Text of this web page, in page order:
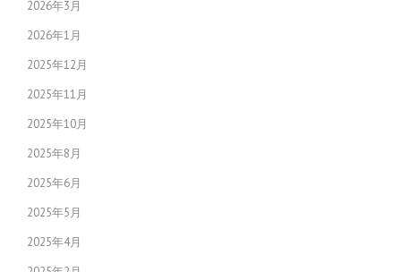
2026年3月
2026年1月
2025年12月
2025年11月
2025年10月
2025年8月
2025年6月
2025年5月
2025年4月